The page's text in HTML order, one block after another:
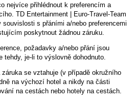
nejvíce přihlédnout k preferencím a
TD Entertainment | Euro-Travel-Team
souvislosti s přáními a/nebo preferencemi
poskytnout žádnou záruku.
požadavky a/nebo přání jsou
tehdy, je-li to výslovně dohodnuto.
se vztahuje (v případě okružního
na výchozí hotel a nikdy na části
na cestách nebo hotely na cestách.